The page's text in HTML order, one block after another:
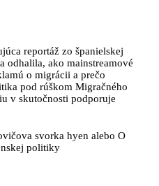
reportáž zo španielskej
odhalila, ako mainstreamové
o migrácii a prečo
pod rúškom Migračného
v skutočnosti podporuje
svorka hyen alebo O
politiky